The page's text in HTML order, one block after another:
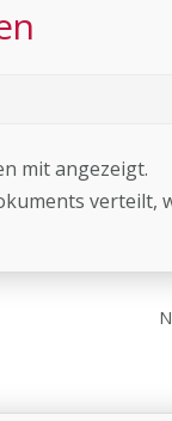
mit angezeigt.
verteilt,